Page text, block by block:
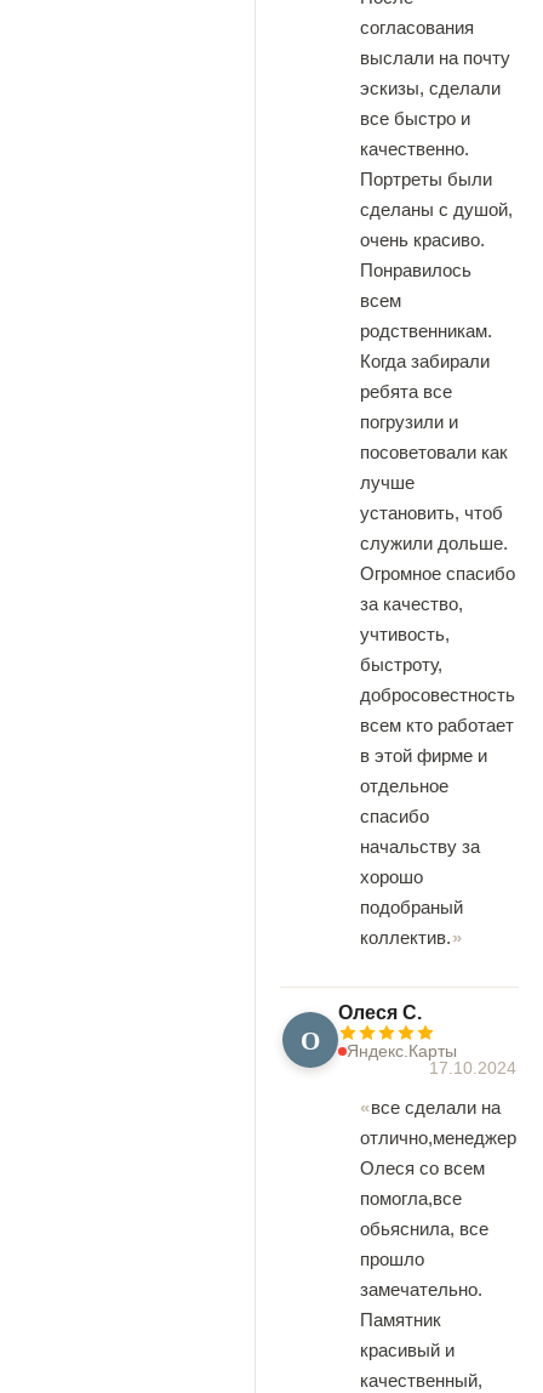
согласования
выслали на почту
эскизы, сделали
все быстро и
качественно.
Портреты были
сделаны с душой,
очень красиво.
Понравилось
всем
родственникам.
Когда забирали
ребята все
погрузили и
посоветовали как
лучше
установить, чтоб
служили дольше.
Огромное спасибо
за качество,
учтивость,
быстроту,
добросовестность
всем кто работает
в этой фирме и
отдельное
спасибо
начальству за
хорошо
подобраный
коллектив.
О
Олеся С.
Яндекс.Карты
17.10.2024
все сделали на
отлично,менеджер
Олеся со всем
помогла,все
обьяснила, все
прошло
замечательно.
Памятник
красивый и
качественный,